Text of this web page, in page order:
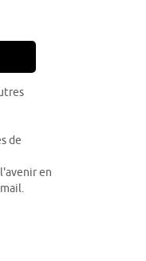
de
en